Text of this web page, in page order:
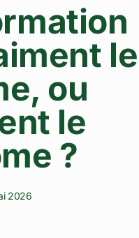
le
ou
le
?
2026